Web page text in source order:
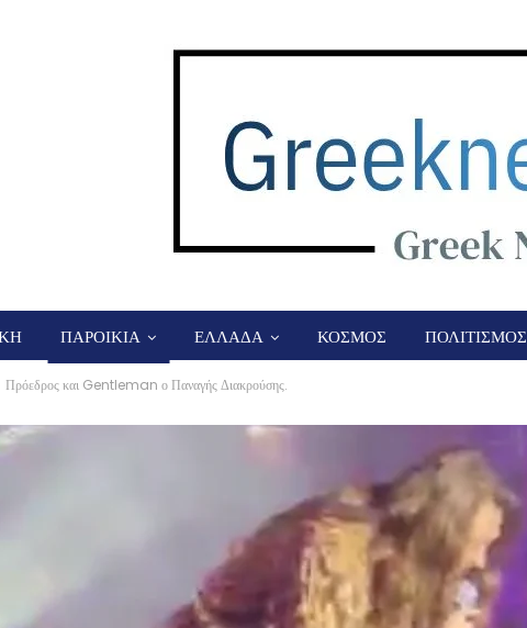
ΠΑΡΟΙΚΙΑ ΕΛΛΑΔΑ ΚΟΣΜΟΣ ΠΟΛΙΤΙΣΜΟΣ
Πρόεδρος και Gentleman ο Παναγής Διακρούσης.